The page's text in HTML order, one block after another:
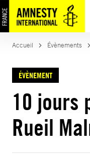
Accueil Évènements
ÉVÈNEMENT
10 jours
Rueil